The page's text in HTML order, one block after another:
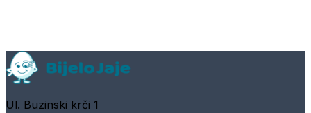
Ul. Buzinski krči 1